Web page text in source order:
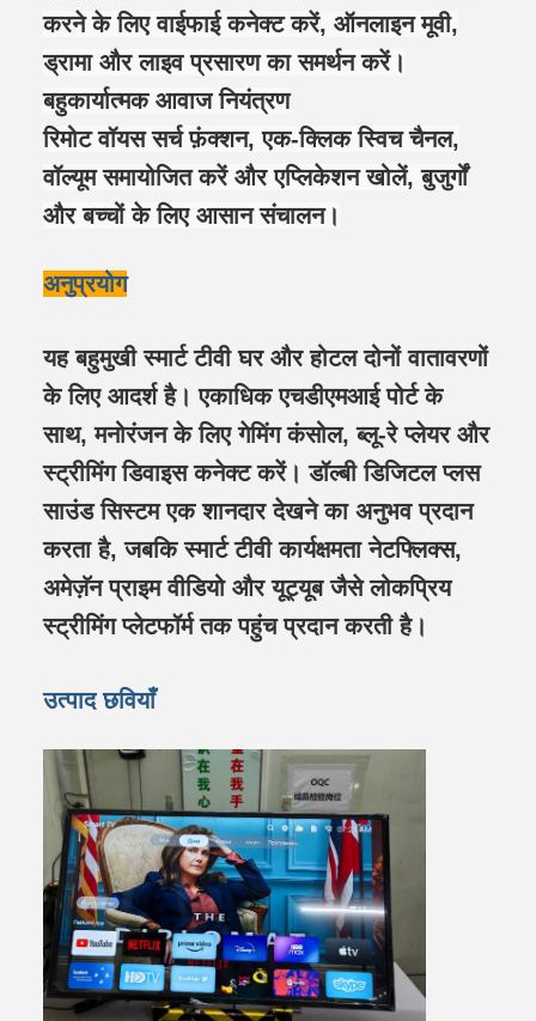
करने के लिए वाईफाई कनेक्ट करें, ऑनलाइन मूवी,
ड्रामा और लाइव प्रसारण का समर्थन करें।
बहुकार्यात्मक आवाज नियंत्रण
रिमोट वॉयस सर्च फ़ंक्शन, एक-क्लिक स्विच चैनल,
वॉल्यूम समायोजित करें और एप्लिकेशन खोलें, बुजुर्गों
और बच्चों के लिए आसान संचालन।
अनुप्रयोग
यह बहुमुखी स्मार्ट टीवी घर और होटल दोनों वातावरणों
के लिए आदर्श है। एकाधिक एचडीएमआई पोर्ट के
साथ, मनोरंजन के लिए गेमिंग कंसोल, ब्लू-रे प्लेयर और
स्ट्रीमिंग डिवाइस कनेक्ट करें। डॉल्बी डिजिटल प्लस
साउंड सिस्टम एक शानदार देखने का अनुभव प्रदान
करता है, जबकि स्मार्ट टीवी कार्यक्षमता नेटफ्लिक्स,
अमेज़ॅन प्राइम वीडियो और यूट्यूब जैसे लोकप्रिय
स्ट्रीमिंग प्लेटफॉर्म तक पहुंच प्रदान करती है।
उत्पाद छवियाँ